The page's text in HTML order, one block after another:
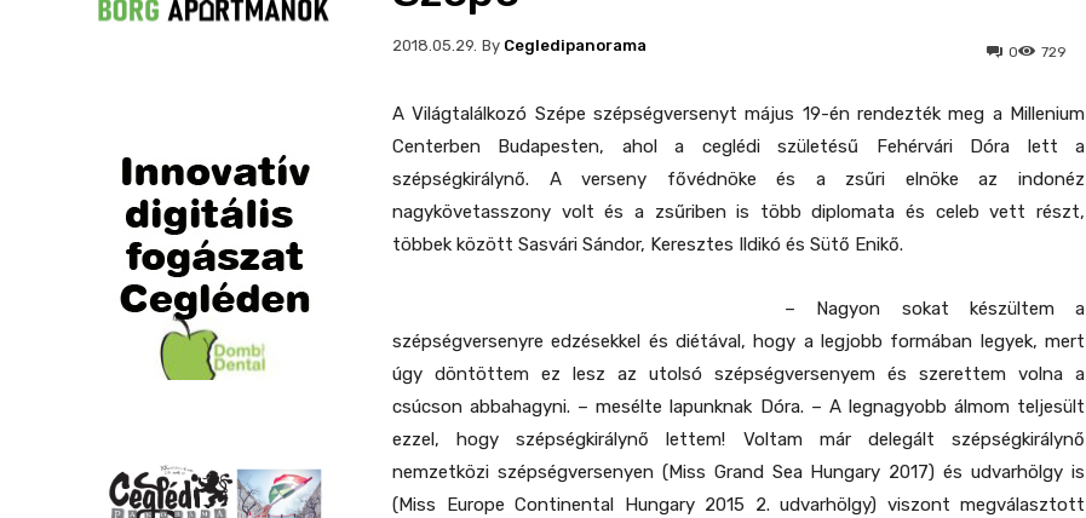
2018.05.29. 729
0
By Cegledipanorama
A Világtalálkozó Szépe szépségversenyt május 19-én rendezték meg a Millenium
Centerben Budapesten, ahol a ceglédi születésű Fehérvári Dóra lett a
szépségkirálynő. A verseny fővédnöke és a zsűri elnöke az indonéz
nagykövetasszony volt és a zsűriben is több diplomata és celeb vett részt,
többek között Sasvári Sándor, Keresztes Ildikó és Sütő Enikő.
– Nagyon sokat készültem a
szépségversenyre edzésekkel és diétával, hogy a legjobb formában legyek, mert
úgy döntöttem ez lesz az utolsó szépségversenyem és szerettem volna a
csúcson abbahagyni. – mesélte lapunknak Dóra. – A legnagyobb álmom teljesült
ezzel, hogy szépségkirálynő lettem! Voltam már delegált szépségkirálynő
nemzetközi szépségversenyen (Miss Grand Sea Hungary 2017) és udvarhölgy is
(Miss Europe Continental Hungary 2015 2. udvarhölgy) viszont megválasztott